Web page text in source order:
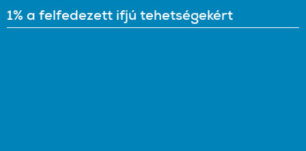
1% a felfedezett ifjú tehetségekért